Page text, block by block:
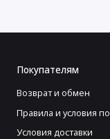
Покупателям
Возврат и обмен
Правила и условия
Условия доставки